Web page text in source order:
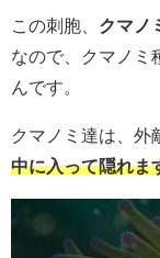
この刺胞、 クマノ
なので、クマノミ
んです。
クマノミ達は、外
中に入って隠れま